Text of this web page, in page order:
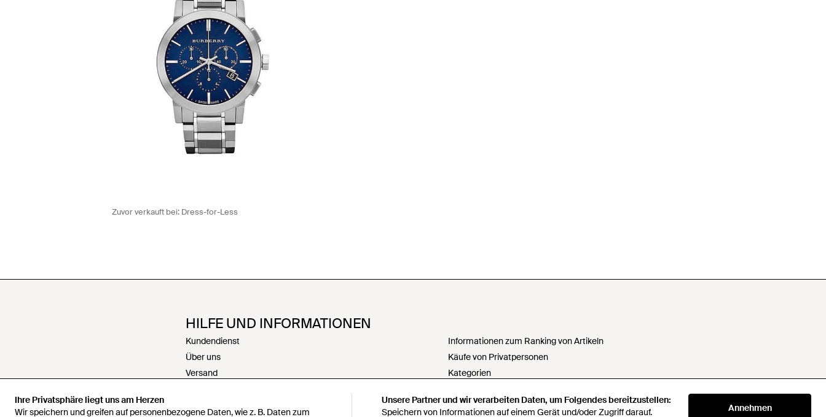
Ihre Privatsphäre liegt uns am Herzen
Wir speichern und greifen auf personenbezogene Daten, wie z. B. Daten zum
Unsere Partner und wir verarbeiten Daten, um Folgendes bereitzustellen:
Speichern von Informationen auf einem Gerät und/oder Zugriff darauf.
Annehmen
Zuvor verkauft bei: Dress-for-Less
HILFE UND INFORMATIONEN
Kundendienst
Über uns
Versand
Informationen zum Ranking von Artikeln
Käufe von Privatpersonen
Kategorien
Meine personenbezogenen Daten nicht verkaufen oder